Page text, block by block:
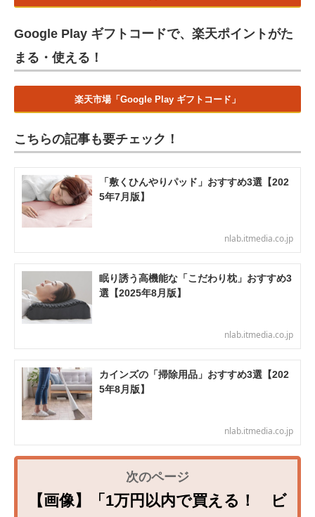
Google Play ギフトコードで、楽天ポイントがた
まる・使える！
楽天市場「Google Play ギフトコード」
こちらの記事も要チェック！
「敷くひんやりパッド」おすすめ3選【202
5年7月版】
nlab.itmedia.co.jp
眠り誘う高機能な「こだわり枕」おすすめ3
選【2025年8月版】
nlab.itmedia.co.jp
カインズの「掃除用品」おすすめ3選【202
5年8月版】
nlab.itmedia.co.jp
【画像】「1万円以内で買える！ ビ